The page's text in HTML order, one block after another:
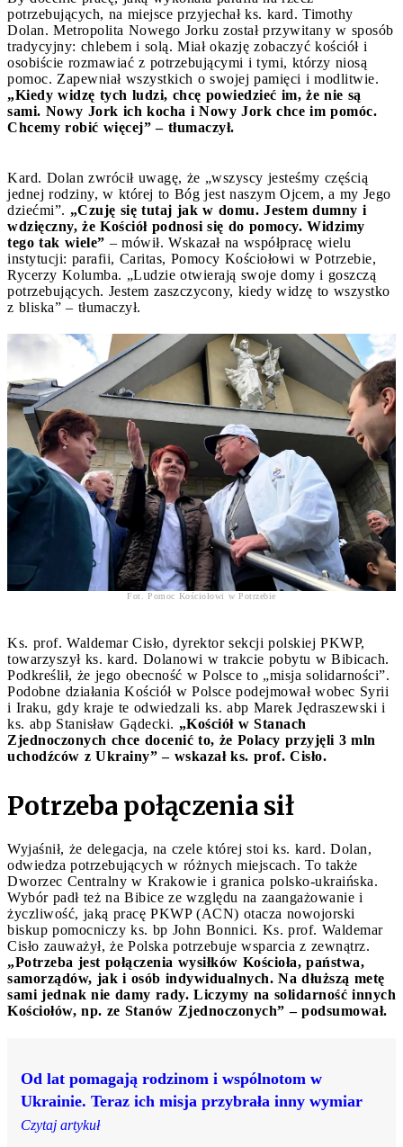
potrzebujących, na miejsce przyjechał ks. kard. Timothy
Dolan. Metropolita Nowego Jorku został przywitany w sposób
tradycyjny: chlebem i solą. Miał okazję zobaczyć kościół i
osobiście rozmawiać z potrzebującymi i tymi, którzy niosą
pomoc. Zapewniał wszystkich o swojej pamięci i modlitwie.
„Kiedy widzę tych ludzi, chcę powiedzieć im, że nie są
sami. Nowy Jork ich kocha i Nowy Jork chce im pomóc.
Chcemy robić więcej” – tłumaczył.
Kard. Dolan zwrócił uwagę, że „wszyscy jesteśmy częścią
jednej rodziny, w której to Bóg jest naszym Ojcem, a my Jego
dziećmi”. „Czuję się tutaj jak w domu. Jestem dumny i
wdzięczny, że Kościół podnosi się do pomocy. Widzimy
tego tak wiele” – mówił. Wskazał na współpracę wielu
instytucji: parafii, Caritas, Pomocy Kościołowi w Potrzebie,
Rycerzy Kolumba. „Ludzie otwierają swoje domy i goszczą
potrzebujących. Jestem zaszczycony, kiedy widzę to wszystko
z bliska” – tłumaczył.
Fot. Pomoc Kościołowi w Potrzebie
Ks. prof. Waldemar Cisło, dyrektor sekcji polskiej PKWP,
towarzyszył ks. kard. Dolanowi w trakcie pobytu w Bibicach.
Podkreślił, że jego obecność w Polsce to „misja solidarności”.
Podobne działania Kościół w Polsce podejmował wobec Syrii
i Iraku, gdy kraje te odwiedzali ks. abp Marek Jędraszewski i
ks. abp Stanisław Gądecki. „Kościół w Stanach
Zjednoczonych chce docenić to, że Polacy przyjęli 3 mln
uchodźców z Ukrainy” – wskazał ks. prof. Cisło.
Potrzeba połączenia sił
Wyjaśnił, że delegacja, na czele której stoi ks. kard. Dolan,
odwiedza potrzebujących w różnych miejscach. To także
Dworzec Centralny w Krakowie i granica polsko-ukraińska.
Wybór padł też na Bibice ze względu na zaangażowanie i
życzliwość, jaką pracę PKWP (ACN) otacza nowojorski
biskup pomocniczy ks. bp John Bonnici. Ks. prof. Waldemar
Cisło zauważył, że Polska potrzebuje wsparcia z zewnątrz.
„Potrzeba jest połączenia wysiłków Kościoła, państwa,
samorządów, jak i osób indywidualnych. Na dłuższą metę
sami jednak nie damy rady. Liczymy na solidarność innych
Kościołów, np. ze Stanów Zjednoczonych” – podsumował.
Od lat pomagają rodzinom i wspólnotom w
Ukrainie. Teraz ich misja przybrała inny wymiar
Czytaj artykuł